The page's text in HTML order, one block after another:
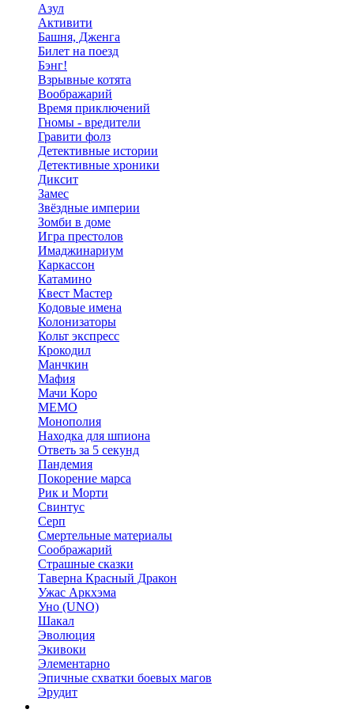
Азул
Активити
Башня, Дженга
Билет на поезд
Бэнг!
Взрывные котята
Воображарий
Время приключений
Гномы - вредители
Гравити фолз
Детективные истории
Детективные хроники
Диксит
Замес
Звёздные империи
Зомби в доме
Игра престолов
Имаджинариум
Каркассон
Катамино
Квест Мастер
Кодовые имена
Колонизаторы
Кольт экспресс
Крокодил
Манчкин
Мафия
Мачи Коро
МЕМО
Монополия
Находка для шпиона
Ответь за 5 секунд
Пандемия
Покорение марса
Рик и Морти
Свинтус
Серп
Смертельные материалы
Соображарий
Страшные сказки
Таверна Красный Дракон
Ужас Аркхэма
Уно (UNO)
Шакал
Эволюция
Экивоки
Элементарно
Эпичные схватки боевых магов
Эрудит